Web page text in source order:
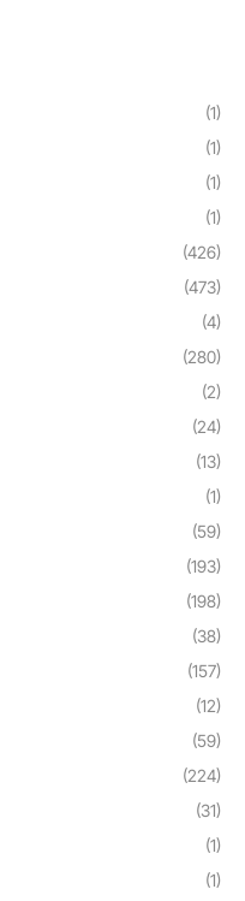
(1)
(1)
(1)
(1)
(426)
(473)
(4)
(280)
(2)
(24)
(13)
(1)
(59)
(193)
(198)
(38)
(157)
(12)
(59)
(224)
(31)
(1)
(1)